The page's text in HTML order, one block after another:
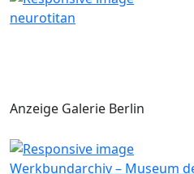
neurotitan
Anzeige Galerie Berlin
Werkbundarchiv – Museum